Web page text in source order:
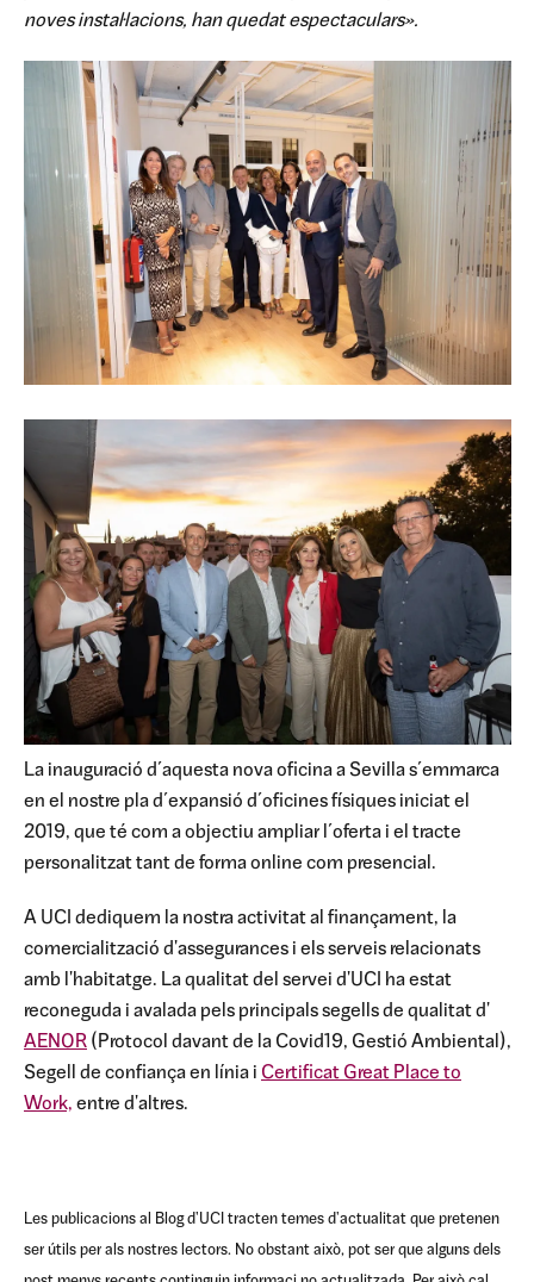
noves instal·lacions, han quedat espectaculars».
La inauguració d´aquesta nova oficina a Sevilla s´emmarca
en el nostre pla d´expansió d´oficines físiques iniciat el
2019, que té com a objectiu ampliar l´oferta i el tracte
personalitzat tant de forma online com presencial.
A UCI dediquem la nostra activitat al finançament, la
comercialització d'assegurances i els serveis relacionats
amb l'habitatge. La qualitat del servei d'UCI ha estat
reconeguda i avalada pels principals segells de qualitat d'
AENOR (Protocol davant de la Covid19, Gestió Ambiental),
Segell de confiança en línia i Certificat Great Place to
Work, entre d'altres.
Les publicacions al Blog d'UCI tracten temes d'actualitat que pretenen
ser útils per als nostres lectors. No obstant això, pot ser que alguns dels